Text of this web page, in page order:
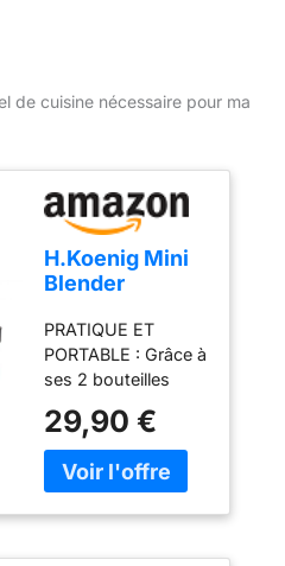
de cuisine nécessaire pour ma
H.Koenig Mini
Blender
Mixeur SMOO9
– 570ml, 300W,
4 Lames Inox,
sans BPA, 2
Bouteilles
Portables avec
Couvercles de
PRATIQUE ET
PORTABLE : Grâce à
ses 2 bouteilles
couvercles
hermétique,
préparez, emportez
vous soyez –
29,90 €